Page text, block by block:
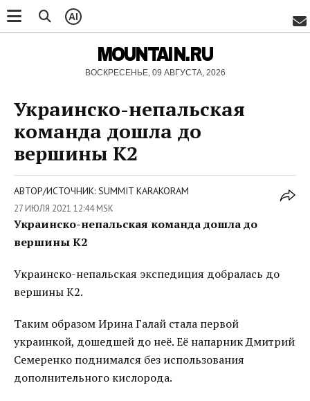
AI
MOUNTAIN.RU
ВОСКРЕСЕНЬЕ, 09 АВГУСТА, 2026
Украинско-непальская
команда дошла до
вершины К2
АВТОР/ИСТОЧНИК: SUMMIT KARAKORAM
27 ИЮЛЯ 2021 12:44 MSK
Украинско-непальская команда дошла до
вершины К2
Украинско-непальская экспедиция добралась до
вершины К2.
Таким образом Ирина Галай стала первой
украинкой, дошедшей до неё. Её напарник Дмитрий
Семеренко поднимался без использования
дополнительного кислорода.